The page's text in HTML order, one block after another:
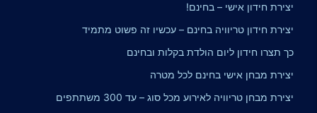
יצירת חידון אישי – בחינם!
יצירת חידון טריוויה בחינם – עכשיו זה פשוט מתמיד
כך תצרו חידון ליום הולדת בקלות ובחינם
יצירת מבחן אישי בחינם לכל מטרה
יצירת מבחן טריוויה לאירוע מכל סוג – עד 300 משתתפים